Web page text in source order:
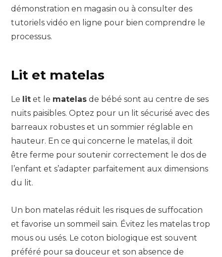
démonstration en magasin ou à consulter des
tutoriels vidéo en ligne pour bien comprendre le
processus.
Lit et matelas
Le lit et le matelas de bébé sont au centre de ses
nuits paisibles. Optez pour un lit sécurisé avec des
barreaux robustes et un sommier réglable en
hauteur. En ce qui concerne le matelas, il doit
être ferme pour soutenir correctement le dos de
l’enfant et s’adapter parfaitement aux dimensions
du lit.
Un bon matelas réduit les risques de suffocation
et favorise un sommeil sain. Évitez les matelas trop
mous ou usés. Le coton biologique est souvent
préféré pour sa douceur et son absence de